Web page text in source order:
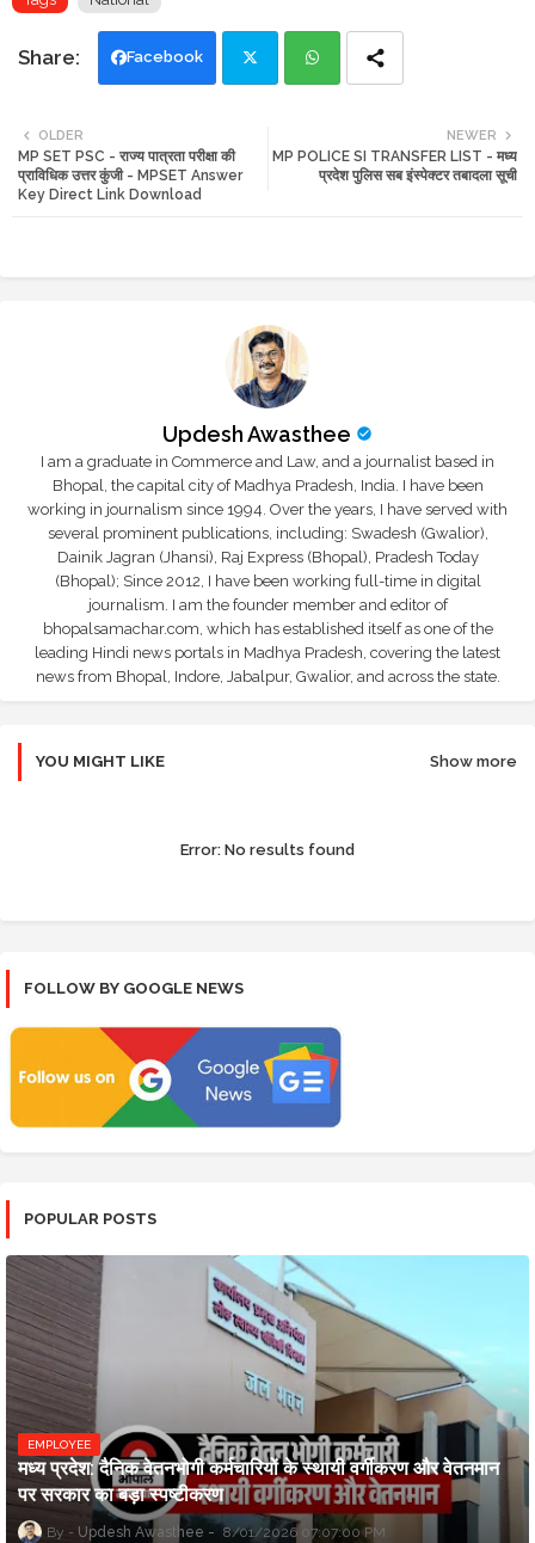
Facebook
ats
NEWER
MP POLICE SI TRANSFER LIST - मध्य
प्रदेश पुलिस सब इंस्पेक्टर तबादला सूची
OLDER
MP SET PSC - राज्य पात्रता परीक्षा की
प्राविधिक उत्तर कुंजी - MPSET Answer
Key Direct Link Download
Updesh Awasthee
I am a graduate in Commerce and Law, and a journalist based in
Bhopal, the capital city of Madhya Pradesh, India. I have been
working in journalism since 1994. Over the years, I have served with
several prominent publications, including: Swadesh (Gwalior),
Dainik Jagran (Jhansi), Raj Express (Bhopal), Pradesh Today
(Bhopal); Since 2012, I have been working full-time in digital
journalism. I am the founder member and editor of
bhopalsamachar.com, which has established itself as one of the
leading Hindi news portals in Madhya Pradesh, covering the latest
news from Bhopal, Indore, Jabalpur, Gwalior, and across the state.
YOU MIGHT LIKE Show more
Error: No results found
FOLLOW BY GOOGLE NEWS
POPULAR POSTS
EMPLOYEE
मध्य प्रदेश: दैनिक वेतनभोगी कर्मचारियों के स्थायी वर्गीकरण और वेतनमान
पर सरकार का बड़ा स्पष्टीकरण
Updesh Awasthee 8/01/2026 07:07:00 PM